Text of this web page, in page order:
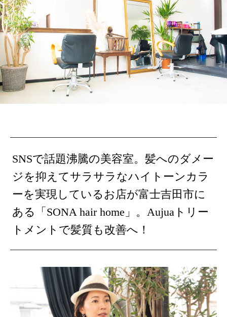
SNSで話題沸騰の美容室。髪へのダメー
ジを抑えてサラサラなハイトーンカラ
ーを実現しているお店が富士吉田市に
ある「SONA hair home」。Aujuaトリー
トメントで髪質も改善へ！